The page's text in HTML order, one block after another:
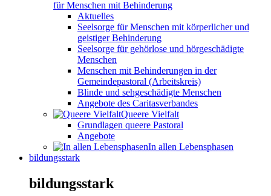
für Menschen mit Behinderung
Aktuelles
Seelsorge für Menschen mit körperlicher und
geistiger Behinderung
Seelsorge für gehörlose und hörgeschädigte
Menschen
Menschen mit Behinderungen in der
Gemeindepastoral (Arbeitskreis)
Blinde und sehgeschädigte Menschen
Angebote des Caritasverbandes
Queere Vielfalt
Grundlagen queere Pastoral
Angebote
In allen Lebensphasen
bildungsstark
bildungsstark